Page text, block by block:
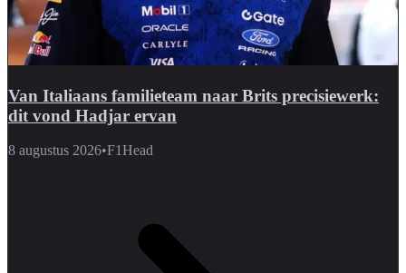
Van Italiaans familieteam naar Brits precisiewerk:
dit vond Hadjar ervan
8 augustus 2026•F1Head